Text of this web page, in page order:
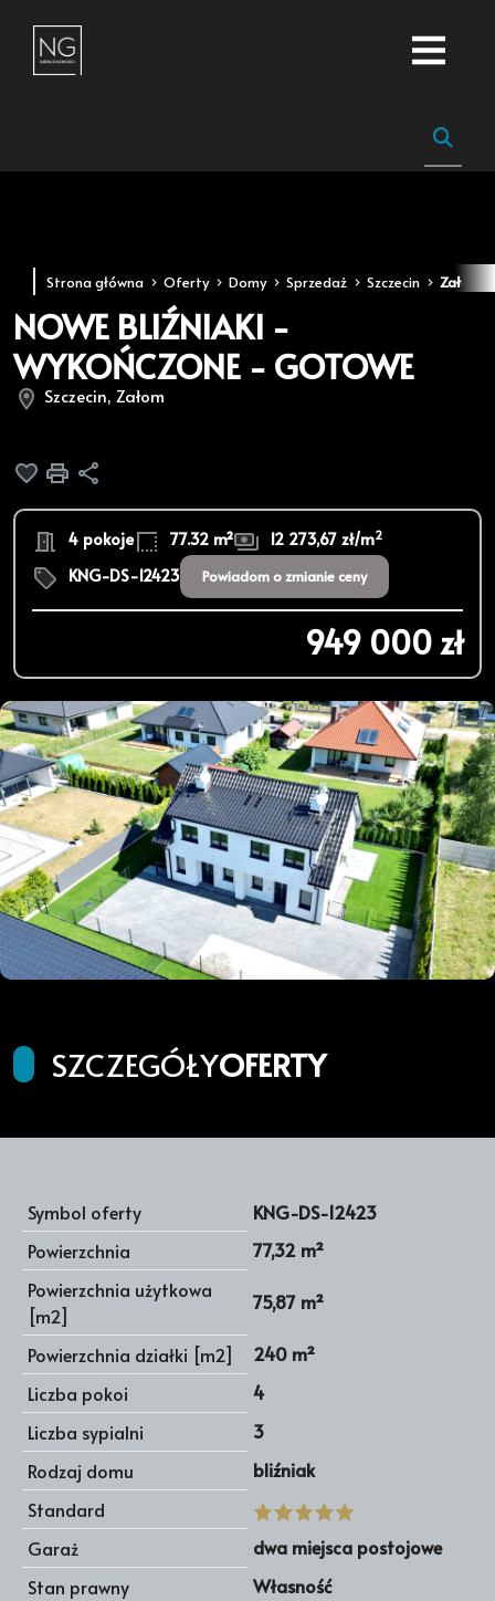
Strona główna Oferty Domy Sprzedaż Szczecin Załom
NOWE BLIŹNIAKI -
WYKOŃCZONE - GOTOWE
Szczecin, Załom
Dodaj do ulubionych
Drukuj
4 pokoje 77.32 m² 12 273,67 zł/m2
KNG-DS-12423 Powiadom o zmianie ceny
949 000 zł
SZCZEGÓŁYOFERTY
Symbol oferty
KNG-DS-12423
Powierzchnia
77,32 m²
Powierzchnia użytkowa
[m2]
75,87 m²
Powierzchnia działki [m2]
240 m²
Liczba pokoi
4
Liczba sypialni
3
Rodzaj domu
bliźniak
Standard
Garaż
dwa miejsca postojowe
Stan prawny
Własność